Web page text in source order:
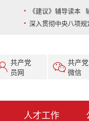
《建议》辅导读本
深入贯彻中央八项
共产党
员网
共产
微信
人才工作